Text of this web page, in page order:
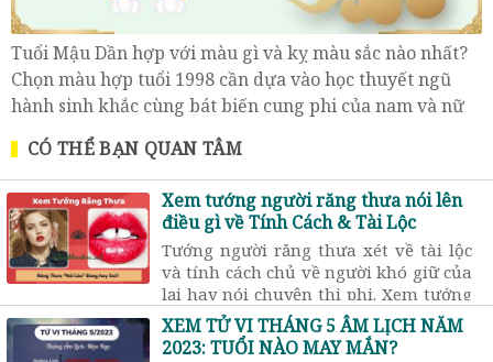
Tuổi Mậu Dần hợp với màu gì và kỵ màu sắc nào nhất?
Chọn màu hợp tuổi 1998 cần dựa vào học thuyết ngũ
hành sinh khắc cùng bát biến cung phi của nam và nữ
tuổi Dần sinh năm 1998.
CÓ THỂ BẠN QUAN TÂM
Xem tướng người răng thưa nói lên
điều gì về Tính Cách & Tài Lộc
Tướng người răng thưa xét về tài lộc
và tính cách chủ về người khó giữ của
lại hay nói chuyện thi phi. Xem tướng
răng càng thưa thì vận số càng cực
khổ và đa đoan
XEM TỬ VI THÁNG 5 ÂM LỊCH NĂM
2023: TUỔI NÀO MAY MẮN?